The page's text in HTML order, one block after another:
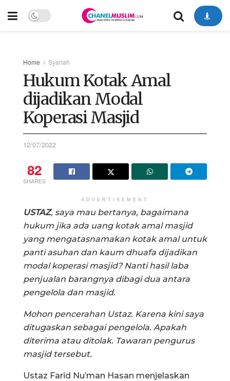
Home Syariah
Hukum Kotak Amal
dijadikan Modal
Koperasi Masjid
12/07/2022
82
SHARES
ADVERTISEMENT
USTAZ, saya mau bertanya, bagaimana
hukum jika ada uang kotak amal masjid
yang mengatasnamakan kotak amal untuk
panti asuhan dan kaum dhuafa dijadikan
modal koperasi masjid? Nanti hasil laba
penjualan barangnya dibagi dua antara
pengelola dan masjid.
Mohon pencerahan Ustaz. Karena kini saya
ditugaskan sebagai pengelola. Apakah
diterima atau ditolak. Tawaran pengurus
masjid tersebut.
Ustaz Farid Nu’man Hasan menjelaskan